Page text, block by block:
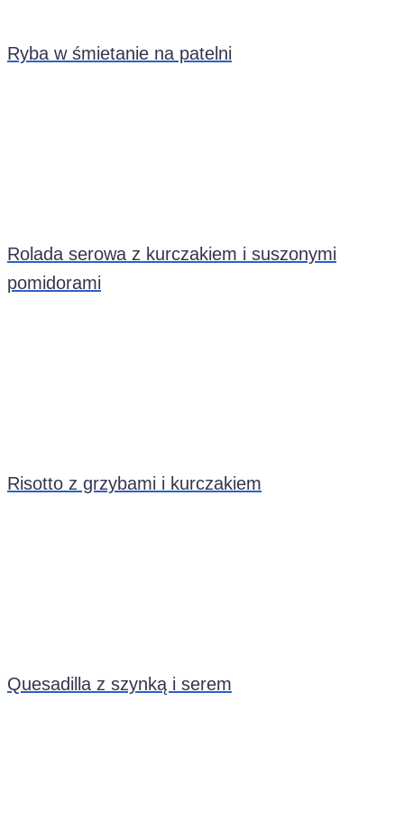
Ryba w śmietanie na patelni
Rolada serowa z kurczakiem i suszonymi
pomidorami
Risotto z grzybami i kurczakiem
Quesadilla z szynką i serem